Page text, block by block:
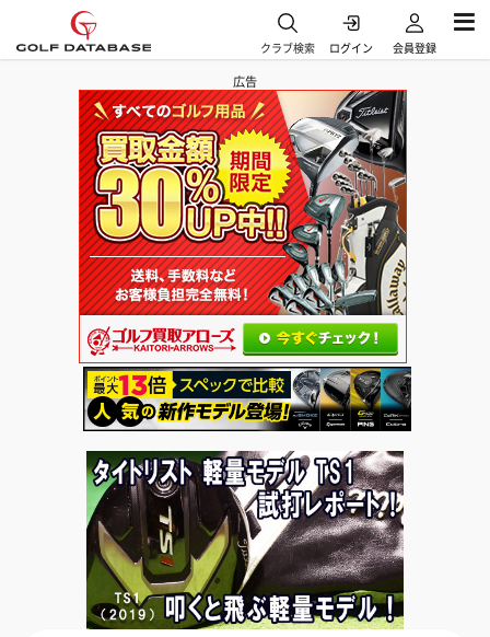
クラブ検索 ログイン 会員登録
広告